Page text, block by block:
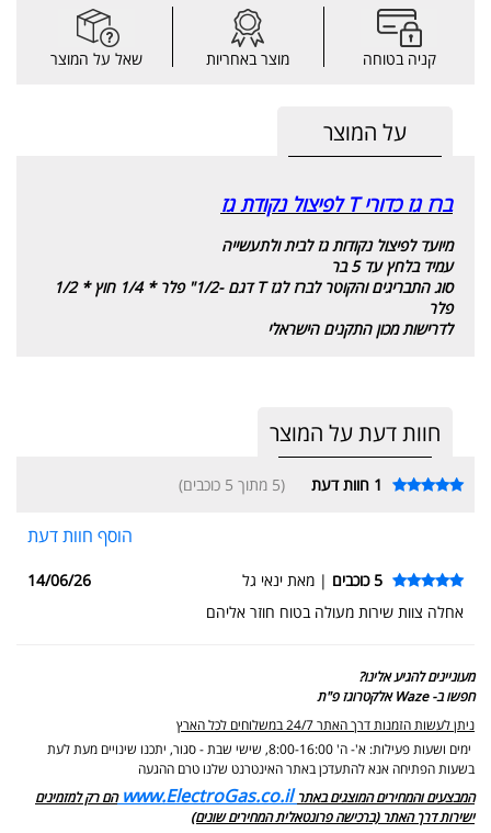
קניה בטוחה מוצר באחריות שאל על המוצר
על המוצר
ברז גז כדורי T לפיצול נקודת גז
מיועד לפיצול נקודות גז לבית ולתעשייה
עמיד בלחץ עד 5 בר
סוג התבריגים והקוטר לברז לגז T דגם -1/2" פלר
* 1/4 חוץ * 1/2
פלר
לדרישות מכון התקנים הישראלי
חוות דעת על המוצר
1 חוות דעת (5 מתוך 5 כוכבים)
הוסף חוות דעת
5 כוכבים | מאת ינאי גל
14/06/26
אחלה צוות שירות מעולה בטוח חוזר אליהם
מעוניינים להגיע אלינו?
חפשו ב- Waze אלקטרוגז פ"ת
ניתן לעשות הזמנות דרך האתר 24/7 במשלוחים לכל הארץ
ימים ושעות פעילות: א'- ה' 8:00-16:00, שישי שבת - סגור,
יתכנו שינויים מעת לעת
בשעות הפתיחה אנא להתעדכן באתר האינטרנט שלנו טרם ההגעה
המבצעים והמחירים המוצגים באתר www.ElectroGas.co.il הם רק למזמינים
ישירות דרך האתר (ברכישה פרונטאלית המחירים שונים)